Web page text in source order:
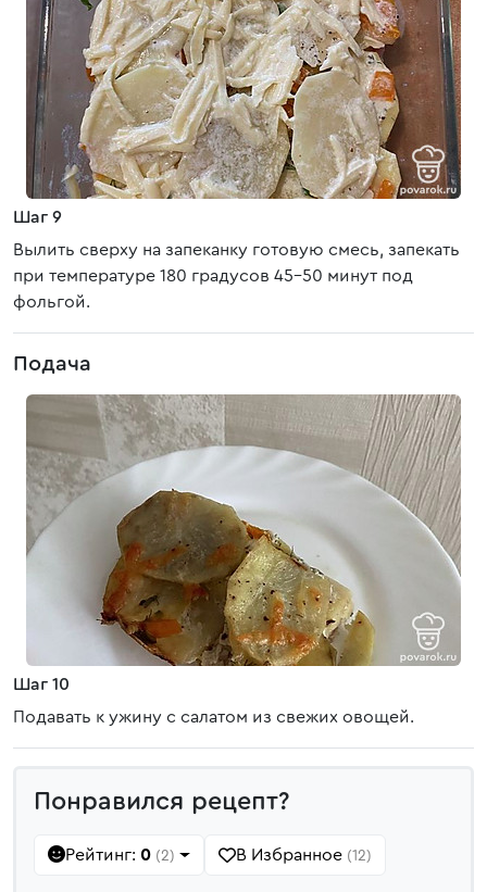
Шаг 9
Вылить сверху на запеканку готовую смесь, запекать
при температуре 180 градусов 45-50 минут под
фольгой.
Подача
Шаг 10
Подавать к ужину с салатом из свежих овощей.
Понравился рецепт?
Рейтинг: 0 (2) В Избранное (12)